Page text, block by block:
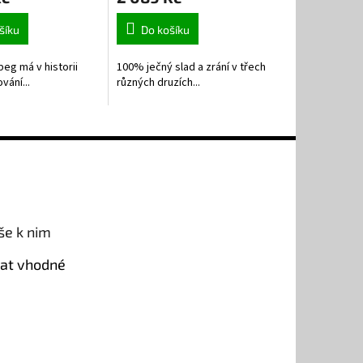
má v historii
Do košíku
100% ječný slad a zrání v třech
různých druzích...
k nim
vhodné